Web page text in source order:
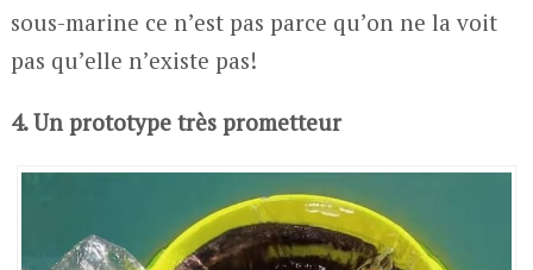
sous-marine ce n’est pas parce qu’on ne la voit
pas qu’elle n’existe pas!
4. Un prototype très prometteur